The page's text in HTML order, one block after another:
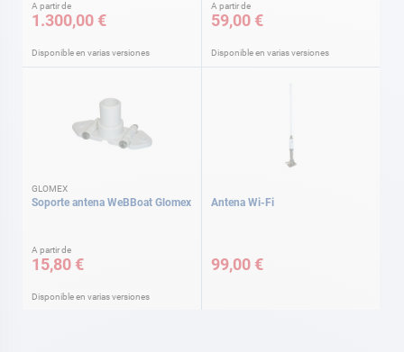
A partir de
1.300,00 €
Disponible en varias versiones
A partir de
59,00 €
Disponible en varias versiones
GLOMEX
Soporte antena WeBBoat Glomex
A partir de
15,80 €
Disponible en varias versiones
Antena Wi-Fi
99,00 €